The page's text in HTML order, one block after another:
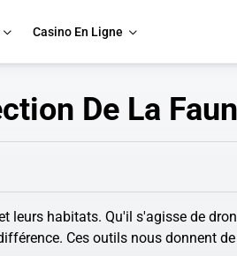
Casino En Ligne
De La
leurs habitats. Qu'il s'agisse de
Ces outils nous donnent